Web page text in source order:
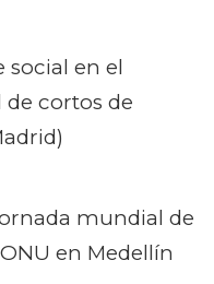
social en el
cortos de
mundial de
en Medellín